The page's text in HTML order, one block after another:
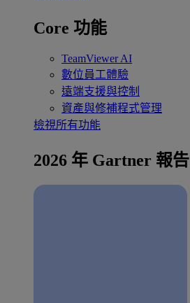
Core 功能
TeamViewer AI
數位員工體驗
遠端支援與控制
資產與修補程式管理
檢視所有功能
2026 年 Gartner 報告